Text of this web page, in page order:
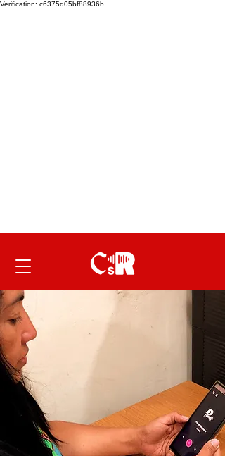
Verification: c6375d05bf88936b